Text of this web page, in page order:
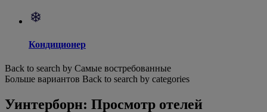
Кондиционер
Back to search by Самые востребованные
Больше вариантов Back to search by categories
Уинтерборн: Просмотр отелей